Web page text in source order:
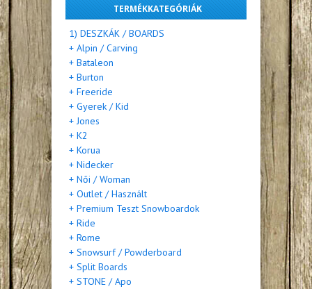
TERMÉKKATEGÓRIÁK
1) DESZKÁK / BOARDS
+ Alpin / Carving
+ Bataleon
+ Burton
+ Freeride
+ Gyerek / Kid
+ Jones
+ K2
+ Korua
+ Nidecker
+ Női / Woman
+ Outlet / Használt
+ Premium Teszt Snowboardok
+ Ride
+ Rome
+ Snowsurf / Powderboard
+ Split Boards
+ STONE / Apo